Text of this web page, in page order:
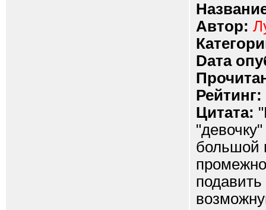
Автор:
Dата
Рейтинг:
Цитата:
большой
подавить